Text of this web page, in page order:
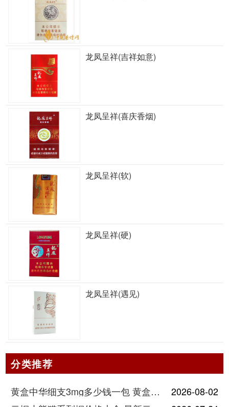
龙凤呈祥(吉祥如意)
龙凤呈祥(喜庆香烟)
龙凤呈祥(软)
龙凤呈祥(硬)
龙凤呈祥(遇见)
分类推荐
黄盒中华细支3mg多少钱一包 黄盒中华细支3mg香烟价格查询
2026-08-02